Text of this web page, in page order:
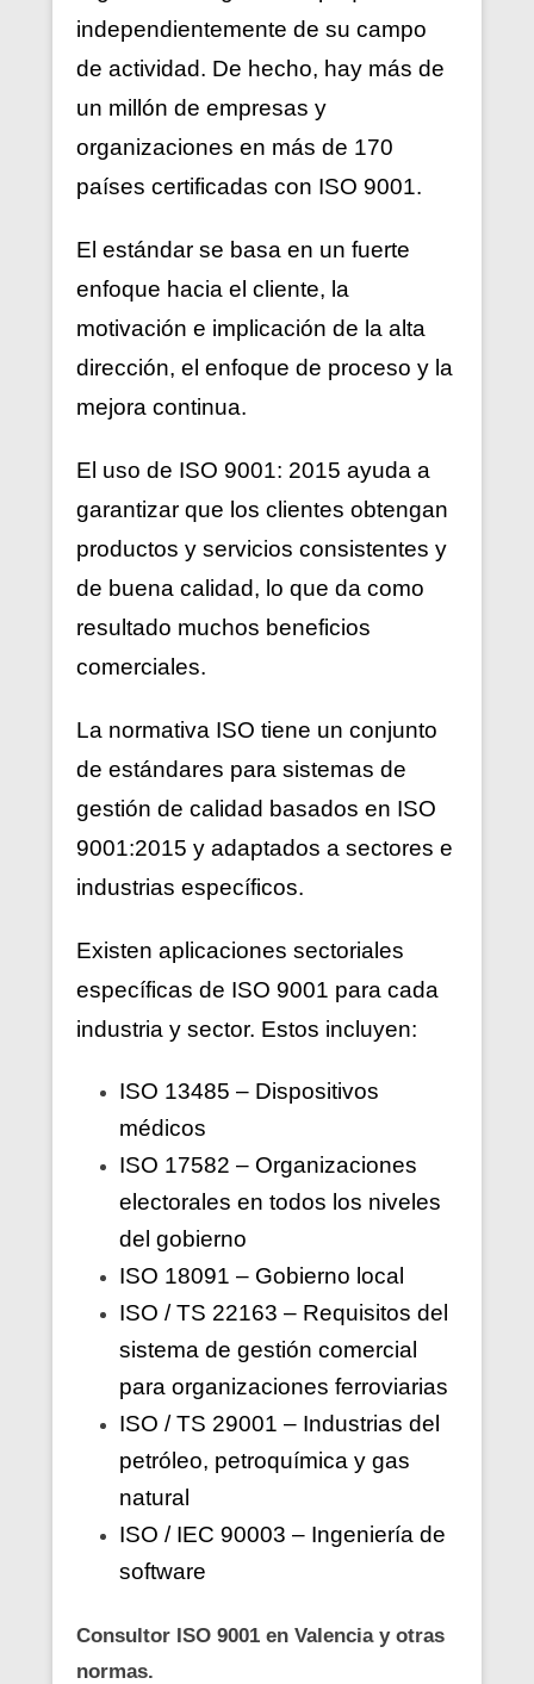
independientemente de su campo
de actividad. De hecho, hay más de
un millón de empresas y
organizaciones en más de 170
países certificadas con ISO 9001.
El estándar se basa en un fuerte
enfoque hacia el cliente, la
motivación e implicación de la alta
dirección, el enfoque de proceso y la
mejora continua.
El uso de ISO 9001: 2015 ayuda a
garantizar que los clientes obtengan
productos y servicios consistentes y
de buena calidad, lo que da como
resultado muchos beneficios
comerciales.
La normativa ISO tiene un conjunto
de estándares para sistemas de
gestión de calidad basados ​​en ISO
9001:2015 y adaptados a sectores e
industrias específicos.
Existen aplicaciones sectoriales
específicas de ISO 9001 para cada
industria y sector. Estos incluyen:
ISO 13485 – Dispositivos
médicos
ISO 17582 – Organizaciones
electorales en todos los niveles
del gobierno
ISO 18091 – Gobierno local
ISO / TS 22163 – Requisitos del
sistema de gestión comercial
para organizaciones ferroviarias
ISO / TS 29001 – Industrias del
petróleo, petroquímica y gas
natural
ISO / IEC 90003 – Ingeniería de
software
Consultor ISO 9001 en Valencia y otras
normas.